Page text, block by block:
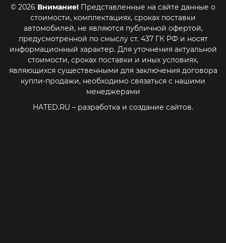
© 2026 Внимание! Представленные на сайте данные о
стоимости, комплектациях, сроках поставки
автомобилей, не являются публичной офертой,
предусмотренной по смыслу ст. 437 ГК РФ и носят
информационный характер. Для уточнения актуальной
стоимости, сроках поставки и иных условиях,
являющихся существенными для заключения договора
купли-продажи, необходимо связаться с нашими
менеджерами
HATED.RU – разработка и создание сайтов.